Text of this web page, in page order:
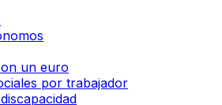
un euro
por trabajador